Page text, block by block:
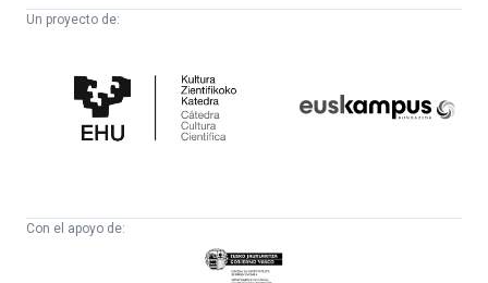
Un proyecto de:
Cultura
Científica
Con el apoyo de:
Eusko